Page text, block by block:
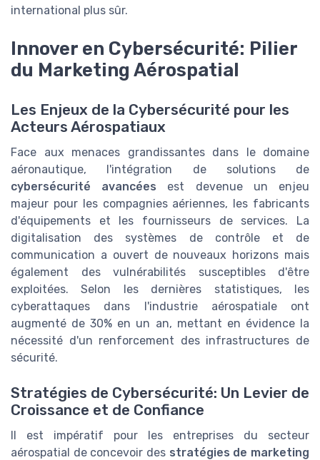
international plus sûr.
Innover en Cybersécurité: Pilier
du Marketing Aérospatial
Les Enjeux de la Cybersécurité pour les
Acteurs Aérospatiaux
Face aux menaces grandissantes dans le domaine
aéronautique, l'intégration de solutions de
cybersécurité avancées est devenue un enjeu
majeur pour les compagnies aériennes, les fabricants
d'équipements et les fournisseurs de services. La
digitalisation des systèmes de contrôle et de
communication a ouvert de nouveaux horizons mais
également des vulnérabilités susceptibles d'être
exploitées. Selon les dernières statistiques, les
cyberattaques dans l'industrie aérospatiale ont
augmenté de 30% en un an, mettant en évidence la
nécessité d'un renforcement des infrastructures de
sécurité.
Stratégies de Cybersécurité: Un Levier de
Croissance et de Confiance
Il est impératif pour les entreprises du secteur
aérospatial de concevoir des stratégies de marketing